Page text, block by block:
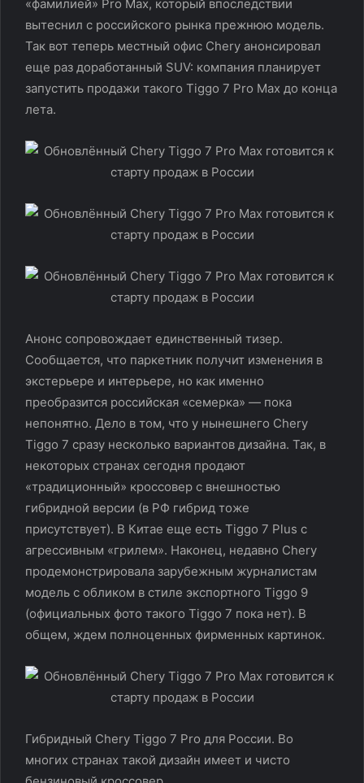
«фамилией» Pro Max, который впоследствии
вытеснил с российского рынка прежнюю модель.
Так вот теперь местный офис Chery анонсировал
еще раз доработанный SUV: компания планирует
запустить продажи такого Tiggo 7 Pro Max до конца
лета.
Анонс сопровождает единственный тизер.
Сообщается, что паркетник получит изменения в
экстерьере и интерьере, но как именно
преобразится российская «семерка» — пока
непонятно. Дело в том, что у нынешнего Chery
Tiggo 7 сразу несколько вариантов дизайна. Так, в
некоторых странах сегодня продают
«традиционный» кроссовер с внешностью
гибридной версии (в РФ гибрид тоже
присутствует). В Китае еще есть Tiggo 7 Plus с
агрессивным «грилем». Наконец, недавно Chery
продемонстрировала зарубежным журналистам
модель с обликом в стиле экспортного Tiggo 9
(официальных фото такого Tiggo 7 пока нет). В
общем, ждем полноценных фирменных картинок.
Гибридный Chery Tiggo 7 Pro для России. Во
многих странах такой дизайн имеет и чисто